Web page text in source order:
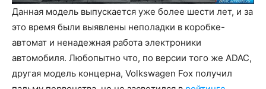
Данная модель выпускается уже более шести лет, и за
это время были выявлены неполадки в коробке-
автомат и ненадежная работа электроники
автомобиля. Любопытно что, по версии того же ADAC,
другая модель концерна, Volkswagen Fox получил